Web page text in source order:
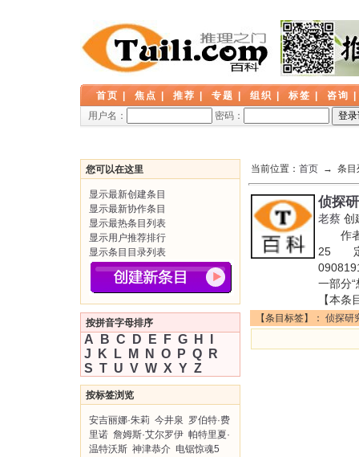
首页 焦点 推荐 专题 组织 标签 咨询
用户名：
密码：
您可以在这里
显示最新创建条目
显示最新协作条目
显示最热条目列表
显示用户推荐排行
显示条目目录列表
按拼音字母排序
A B C D E F G H
J
K L M N O P Q
R
S T U V W X Y Z
按标签浏览
安吉丽娜·朱莉 今井泉 罗伯特·费
里诺 詹姆斯·艾尔罗伊 帕特里夏·
温特沃斯 神津恭介 电锯惊魂5
当前位置： 首页 → 条目
侦探
老蔡 创
作者
25 定
一部分
【本条
【条目标签】： 侦探研